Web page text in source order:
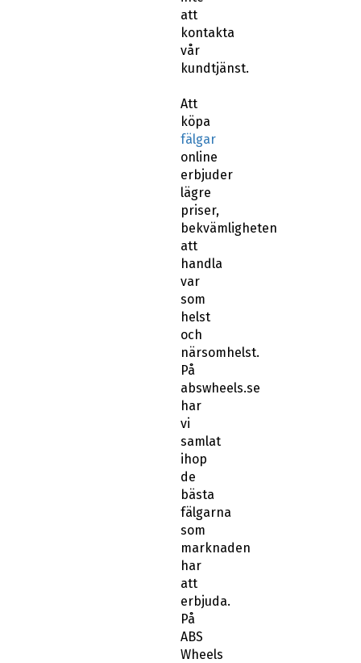
att
kontakta
vår
kundtjänst.
Att
köpa
fälgar
online
erbjuder
lägre
priser,
bekvämligheten
att
handla
var
som
helst
och
närsomhelst.
På
abswheels.se
har
vi
samlat
ihop
de
bästa
fälgarna
som
marknaden
har
att
erbjuda.
På
ABS
Wheels